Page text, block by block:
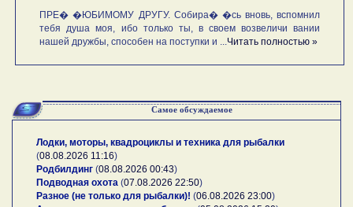
ПРЕ� �ЮБИМОМУ ДРУГУ. Собира� �сь вновь, вспомнил
тебя душа моя, ибо только ты, в своем возвеличи вании
нашей дружбы, способен на поступки и ... Читать полностью »
Самое обсуждаемое
Лодки, моторы, квадроциклы и техника для рыбалки
(08.08.2026 11:16)
Родбилдинг (08.08.2026 00:43)
Подводная охота (07.08.2026 22:50)
Разное (не только для рыбалки)! (06.08.2026 23:00)